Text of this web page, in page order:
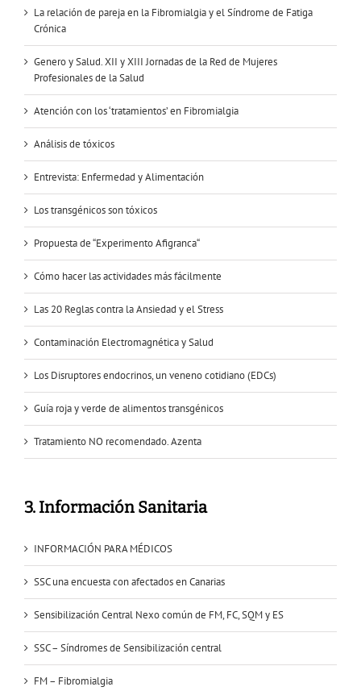
La relación de pareja en la Fibromialgia y el Síndrome de Fatiga
Crónica
Genero y Salud. XII y XIII Jornadas de la Red de Mujeres
Profesionales de la Salud
Atención con los ‘tratamientos’ en Fibromialgia
Análisis de tóxicos
Entrevista: Enfermedad y Alimentación
Los transgénicos son tóxicos
Propuesta de “Experimento Afigranca“
Cómo hacer las actividades más fácilmente
Las 20 Reglas contra la Ansiedad y el Stress
Contaminación Electromagnética y Salud
Los Disruptores endocrinos, un veneno cotidiano (EDCs)
Guía roja y verde de alimentos transgénicos
Tratamiento NO recomendado. Azenta
3. Información Sanitaria
INFORMACIÓN PARA MÉDICOS
SSC una encuesta con afectados en Canarias
Sensibilización Central Nexo común de FM, FC, SQM y ES
SSC – Síndromes de Sensibilización central
FM – Fibromialgia